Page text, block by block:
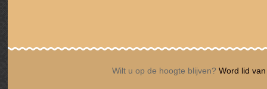
Wilt u op de hoogte blijven? Word lid